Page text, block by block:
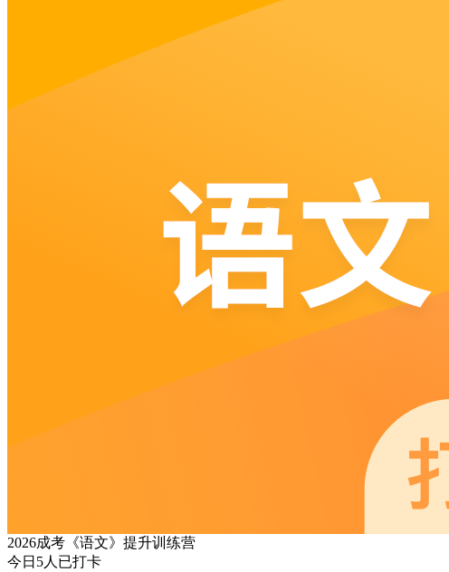
2026成考《语文》提升训练营
今日 5人已打卡